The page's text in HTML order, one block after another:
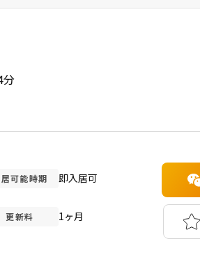
分
居可能時期 即入居可
更新料 1ヶ月